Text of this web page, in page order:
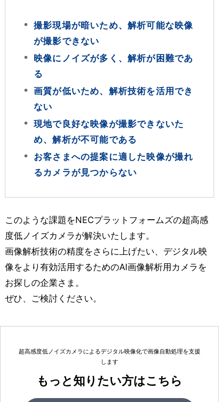
撮影現場が暗いため、解析可能な映像
が撮影できない
映像にノイズが多く、解析が困難であ
る
画質が低いため、解析技術を活用でき
ない
現地で良好な映像が撮影できないた
め、解析が不可能である
お客さまへの提案に適した映像が撮れ
るカメラが見つからない
このような課題をNECプラットフォームズの超高感
度低ノイズカメラが解決いたします。
画像解析技術の精度をさらに上げたい、デジタル映
像をより有効活用するためのAI画像解析用カメラを
お探しの企業さま。
ぜひ、ご検討ください。
超高感度低ノイズカメラによるデジタル映像化で画像自動処理を支援
します
もっと知りたい方はこちら